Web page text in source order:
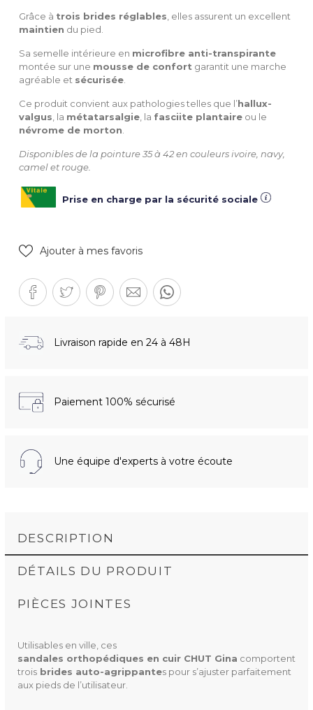
Grâce à trois brides réglables , elles assurent un excellent
maintien du pied.
Sa semelle intérieure en microfibre anti-transpirante
montée sur une mousse de confort garantit une marche
agréable et sécurisée.
Ce produit convient aux pathologies telles que l’hallux-
valgus , la métatarsalgie, la fasciite plantaireou le
névrome de morton
Disponibles de la pointure 35 à 42 en couleurs ivoire, navy,
camel et rouge.
Prise en charge par la sécurité sociale
Ajouter à mes favoris
Livraison rapide en 24 à 48H
Paiement 100% sécurisé
Une équipe d'experts à votre écoute
DESCRIPTION
DÉTAILS DU PRODUIT
PIÈCES JOINTES
Utilisables en ville, ces
sandales orthopédiques en cuir CHUT Gina comportent
trois brides auto-agrippantes pour s’ajuster parfaitement
aux pieds de l’utilisateur.
NOTICE D'UTILISATION GINA (111.31K)